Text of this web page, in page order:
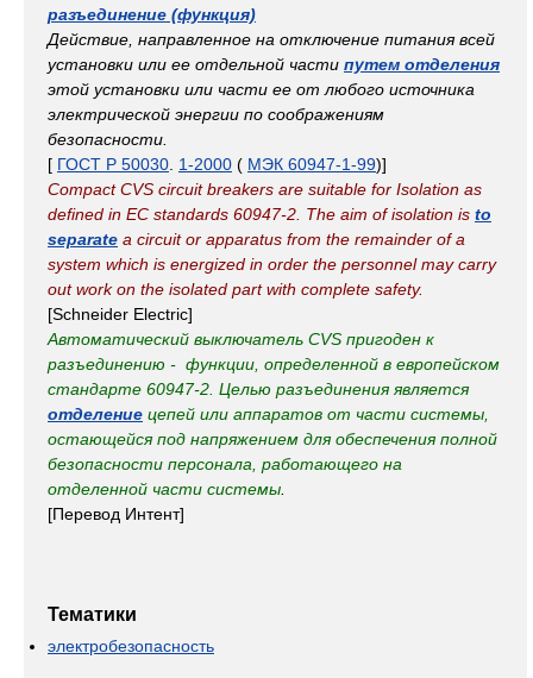
разъединение (функция)
Действие, направленное на отключение питания всей
установки или ее отдельной части путем отделения
этой установки или части ее от любого источника
электрической энергии по соображениям
безопасности.
[ ГОСТ Р 50030 1-2000 ( МЭК 60947-1-99)]
Compact CVS circuit breakers are suitable for Isolation as
defined in EC standards 60947-2. The aim of isolation is to
separate a circuit or apparatus from the remainder of a
system which is energized in order the personnel may carry
out work on the isolated part with complete safety.
[Schneider Electric]
Автоматический выключатель CVS пригоден к
разъединению - функции, определенной в европейском
стандарте 60947-2. Целью разъединения является
отделение цепей или аппаратов от части системы,
остающейся под напряжением для обеспечения полной
безопасности персонала, работающего на
отделенной части системы
[Перевод Интент]
Тематики
электробезопасность